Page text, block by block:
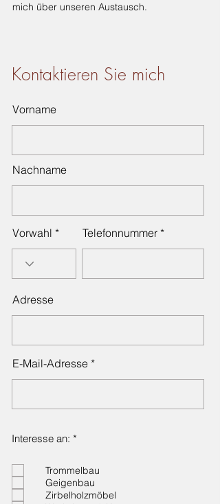
mich über unseren Austausch.
Kontaktieren Sie mich
Vorname
Nachname
Vorwahl Telefonnummer
Adresse
E-Mail-Adresse
Interesse an: *
i
c
h
t
Trommelbau
Geigenbau
Zirbelholzmöbel